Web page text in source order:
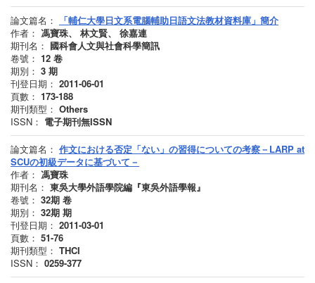
論文篇名：
「輔仁大學日文系電腦輔助日語文法教材資料庫」簡介
作者： 馮寶珠、 林文賢、 徐嘉連
期刊名： 國科會人文與社會科學簡訊
卷號： 12 卷
期別： 3 期
刊登日期： 2011-06-01
頁數： 173-188
期刊類型： Others
ISSN： 電子期刊無ISSN
論文篇名： 作文における否定「ない」の習得についての考察－LARP at
SCUの初級データに基づいて－
作者： 馮寶珠
期刊名： 東吳大學外語學院編『東吳外語學報』
卷號： 32期 卷
期別： 32期 期
刊登日期： 2011-03-01
頁數： 51-76
期刊類型： THCI
ISSN： 0259-377